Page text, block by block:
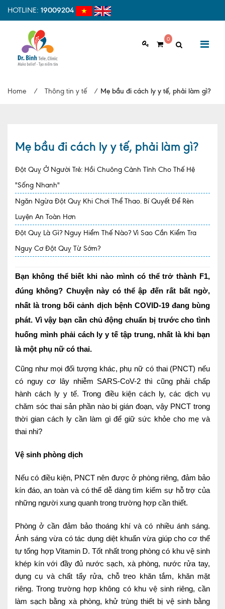
HOTLINE: 19009204
0
Vì sao nên chọn Dr.Binh Tele_Clinic
Hợp tác quốc tế
Tin Ưu đãi
Tin tức BHYT
DỊCH VỤ
Các chuyên khoa tại Phòng khám
Ngoại
Sản - Phụ Khoa
Nhi
Da Liễu
Mắt
Răng Hàm Mặt
Vật lý trị liệu hồi phục chức năng
Home / Thông tin y tế / Mẹ bầu đi cách ly y tế, phải làm gì?
Mẹ bầu đi cách ly y tế, phải làm gì?
Đột Quỵ Ở Người Trẻ: Hồi Chuông Cảnh Tỉnh Cho Thế Hệ
"Sống Nhanh"
Ngăn Ngừa Đột Quỵ Khi Chơi Thể Thao. Bí Quyết Để Rèn
Luyện An Toàn Hơn
Đột Quỵ Là Gì? Nguy Hiểm Thế Nào? Vì Sao Cần Kiểm Tra
Nguy Cơ Đột Quỵ Từ Sớm?
Bạn không thể biết khi nào mình có thể trở thành F1,
đúng không? Chuyện này có thể ập đến rất bất ngờ,
nhất là trong bối cảnh dịch bệnh COVID-19 đang bùng
phát. Vì vậy bạn cần chủ động chuẩn bị trước cho tình
huống mình phải cách ly y tế tập trung, nhất là khi bạn
là một phụ nữ có thai.
Cũng như mọi đối tượng khác, phụ nữ có thai (PNCT) nếu
có nguy cơ lây nhiễm SARS-CoV-2 thì cũng phải chấp
hành cách ly y tế. Trong điều kiện cách ly, các dịch vụ
chăm sóc thai sản phần nào bị gián đoạn, vậy PNCT trong
thời gian cách ly cần làm gì để giữ sức khỏe cho mẹ và
thai nhi?
Vệ sinh phòng dịch
Nếu có điều kiện, PNCT nên được ở phòng riêng, đảm bảo
kín đáo, an toàn và có thể dễ dàng tìm kiếm sự hỗ trợ của
những người xung quanh trong trường hợp cần thiết.
Phòng ở cần đảm bảo thoáng khí và có nhiều ánh sáng.
Ánh sáng vừa có tác dụng diệt khuẩn vừa giúp cho cơ thể
tự tổng hợp Vitamin D. Tốt nhất trong phòng có khu vệ sinh
khép kín với đầy đủ nước sạch, xà phòng, nước rửa tay,
dụng cụ và chất tẩy rửa, chỗ treo khăn tắm, khăn mặt
riêng. Trong trường hợp không có khu vệ sinh riêng, cần
làm sạch bằng xà phòng, khử trùng thiết bị vệ sinh bằng